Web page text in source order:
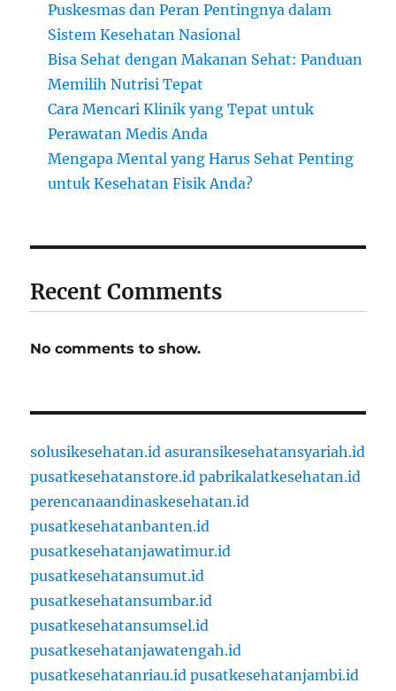
Puskesmas dan Peran Pentingnya dalam
Sistem Kesehatan Nasional
Bisa Sehat dengan Makanan Sehat: Panduan
Memilih Nutrisi Tepat
Cara Mencari Klinik yang Tepat untuk
Perawatan Medis Anda
Mengapa Mental yang Harus Sehat Penting
untuk Kesehatan Fisik Anda?
Recent Comments
No comments to show.
solusikesehatan.id asuransikesehatansyariah.id
pusatkesehatanstore.id pabrikalatkesehatan.id
perencanaandinaskesehatan.id
pusatkesehatanbanten.id
pusatkesehatanjawatimur.id
pusatkesehatansumut.id
pusatkesehatansumbar.id
pusatkesehatansumsel.id
pusatkesehatanjawatengah.id
pusatkesehatanriau.id pusatkesehatanjambi.id